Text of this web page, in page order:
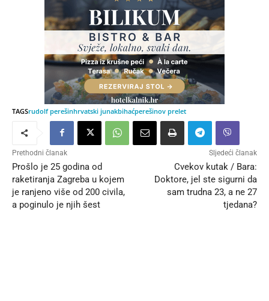
TAGSrudolf perešinhrvatski junakbihaćperešinov prelet
Prethodni članak
Prošlo je 25 godina od
raketiranja Zagreba u kojem
je ranjeno više od 200 civila,
a poginulo je njih šest
Sljedeći članak
Cvekov kutak / Bara:
Doktore, jel ste sigurni da
sam trudna 23, a ne 27
tjedana?